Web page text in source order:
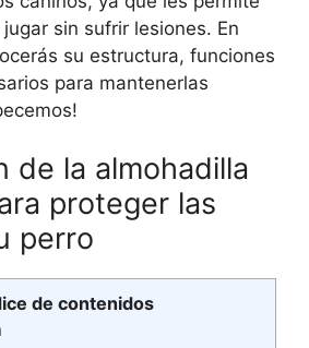
sin sufrir lesiones. En
su estructura, funciones
para mantenerlas
de la almohadilla
proteger las
perro
de contenidos